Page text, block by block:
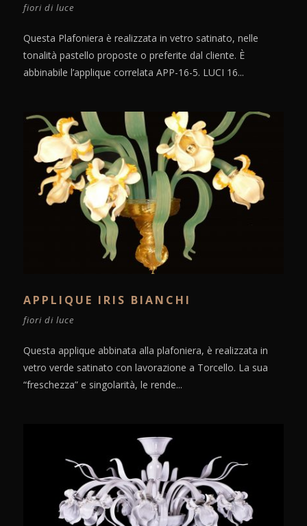
fiori di luce
Questa Plafoniera è realizzata in vetro satinato, nelle
tonalità pastello proposte o preferite dal cliente. È
abbinabile l’applique correlata APP-16-5. LUCI 16...
APPLIQUE IRIS BIANCHI
fiori di luce
Questa applique abbinata alla plafoniera, è realizzata in
vetro verde satinato con lavorazione a Torcello. La sua
“freschezza” e singolarità, le rende...